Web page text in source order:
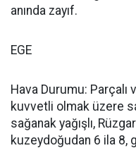
anında zayıf.
EGE
Hava Durumu:
kuvvetli olmak üzere
sağanak yağışlı,
kuzeydoğudan 6 ila 8,